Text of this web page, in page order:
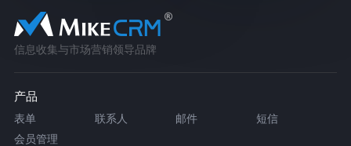
信息收集与市场营销领导品牌
产品
表单 联系人 邮件
短信
会员管理